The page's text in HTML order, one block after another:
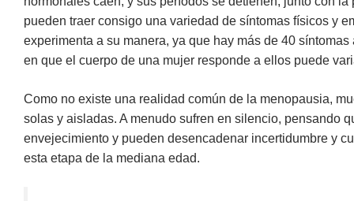
pueden traer consigo una variedad de síntomas físicos y
experimenta a su manera, ya que hay más de 40
en que el cuerpo de una mujer responde a ellos puede
Como no existe una realidad común de la menopausia,
solas y aisladas. A menudo sufren en silencio, pensando
envejecimiento y pueden desencadenar incertidumbre y
esta etapa de la mediana edad.